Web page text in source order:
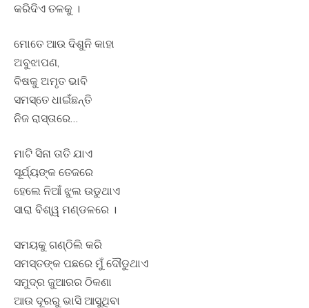
କରିଦିଏ ତଳକୁ ।
ମୋତେ ଆଉ ଦିଶୁନି କାହା
ଅବୁଝାପଣ,
ବିଷକୁ ଅମୃତ ଭାବି
ସମସ୍ତେ ଧାଇଁଛନ୍ତି
ନିଜ ରାସ୍ତାରେ…
ମାଟି ସିନା ତାତି ଯାଏ
ସୂର୍ଯ୍ୟଙ୍କ ତେଜରେ
ହେଲେ ନିଆଁ ଝୁଲ ଉଡୁଥାଏ
ସାରା ବିଶ୍ୱ ମଣ୍ଡଳରେ ।
ସମୟକୁ ଗଣ୍ଠିଲି କରି
ସମସ୍ତଙ୍କ ପଛରେ ମୁଁ ଦୌଡୁଥାଏ
ସମୁଦ୍ର ଜୁଆରର ଠିକଣା
ଆଉ ଦୂରରୁ ଭାସି ଆସୁଥିବା